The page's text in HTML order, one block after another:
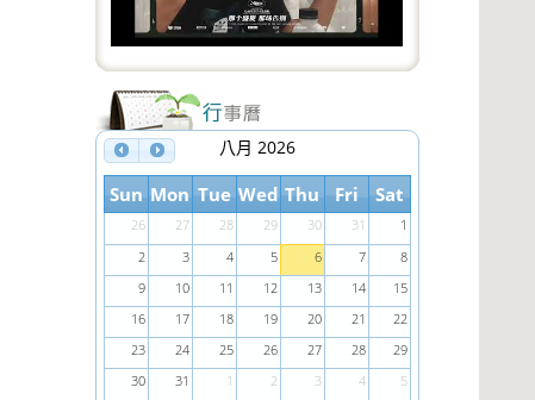
o
u
s
八月 2026
Sun Mon Tue Wed Thu Fri Sat
26 27 28 29 30 31
1
2
3 4 5 6 7
8
9
10 11 12 13 14
15
16
17 18 19 20 21
22
23
24 25 26 27 28
29
30
31 1 2 3 4 5